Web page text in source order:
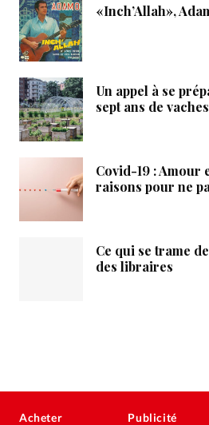
«Inch’Allah»,
Un appel à se
sept ans de
Covid-19 : Amour
raisons pour ne
Ce qui se trame
des libraires
Acheter Publicité